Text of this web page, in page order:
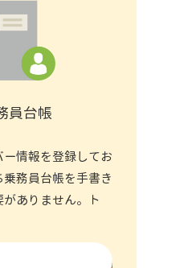
員台帳
情報を登録してお
務員台帳を手書き
ありません。ト